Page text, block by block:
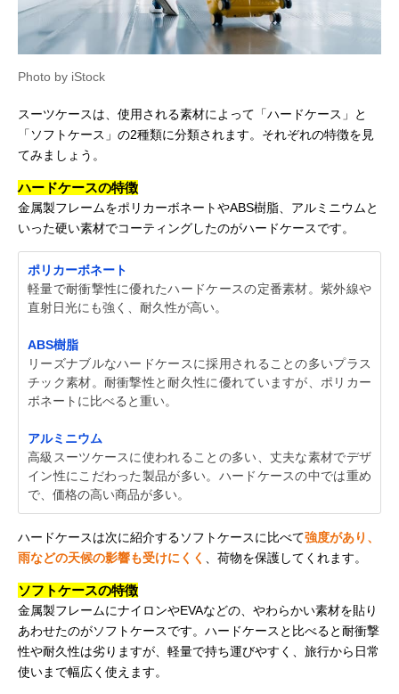
Photo by iStock
スーツケースは、使用される素材によって「ハードケース」と
「ソフトケース」の2種類に分類されます。それぞれの特徴を見
てみましょう。
ハードケースの特徴
金属製フレームをポリカーボネートやABS樹脂、アルミニウムと
いった硬い素材でコーティングしたのがハードケースです。
ポリカーボネート
軽量で耐衝撃性に優れたハードケースの定番素材。紫外線や
直射日光にも強く、耐久性が高い。
ABS樹脂
リーズナブルなハードケースに採用されることの多いプラス
チック素材。耐衝撃性と耐久性に優れていますが、ポリカー
ボネートに比べると重い。
アルミニウム
高級スーツケースに使われることの多い、丈夫な素材でデザ
イン性にこだわった製品が多い。ハードケースの中では重め
で、価格の高い商品が多い。
ハードケースは次に紹介するソフトケースに比べて強度があり、
雨などの天候の影響も受けにくく 、荷物を保護してくれます。
ソフトケースの特徴
金属製フレームにナイロンやEVAなどの、やわらかい素材を貼り
あわせたのがソフトケースです。ハードケースと比べると耐衝撃
性や耐久性は劣りますが、軽量で持ち運びやすく、旅行から日常
使いまで幅広く使えます。